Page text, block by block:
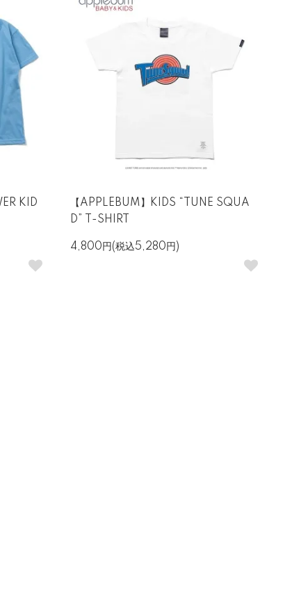
KID
【APPLEBUM】KIDS “TUNE SQUA
D” T-SHIRT
4,800円(税込5,280円)